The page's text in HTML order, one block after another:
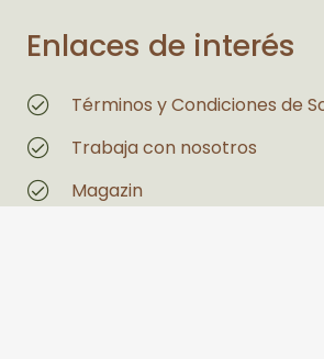
Enlaces de interés
Términos y Condiciones de
Trabaja con nosotros
Magazin